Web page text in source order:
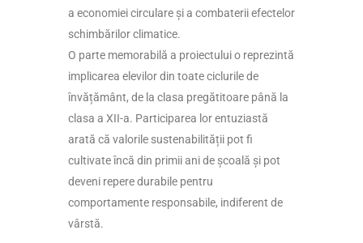
a economiei circulare și a combaterii efectelor
schimbărilor climatice.
O parte memorabilă a proiectului o reprezintă
implicarea elevilor din toate ciclurile de
învățământ, de la clasa pregătitoare până la
clasa a XII-a. Participarea lor entuziastă
arată că valorile sustenabilității pot fi
cultivate încă din primii ani de școală și pot
deveni repere durabile pentru
comportamente responsabile, indiferent de
vârstă.